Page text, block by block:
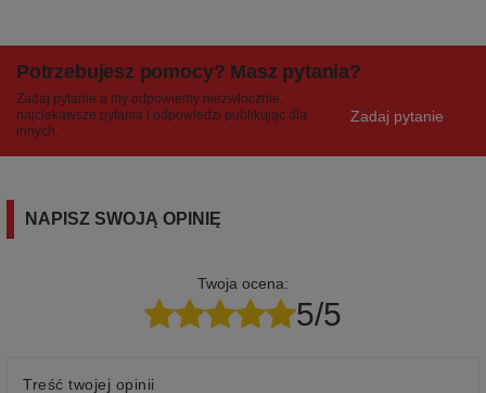
Potrzebujesz pomocy? Masz pytania?
Zadaj pytanie a my odpowiemy niezwłocznie,
najciekawsze pytania i odpowiedzi publikując dla
innych.
Zadaj pytanie
NAPISZ SWOJĄ OPINIĘ
Twoja ocena:
5/5
Treść twojej opinii